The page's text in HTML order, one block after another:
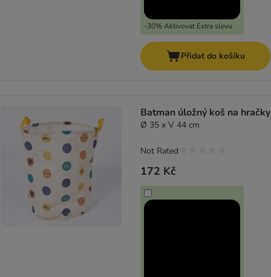
-30% Aktivovat Extra slevu
Přidat do košíku
Batman úložný koš na hračky
Ø 35 x V 44 cm
172 Kč
Not Rated